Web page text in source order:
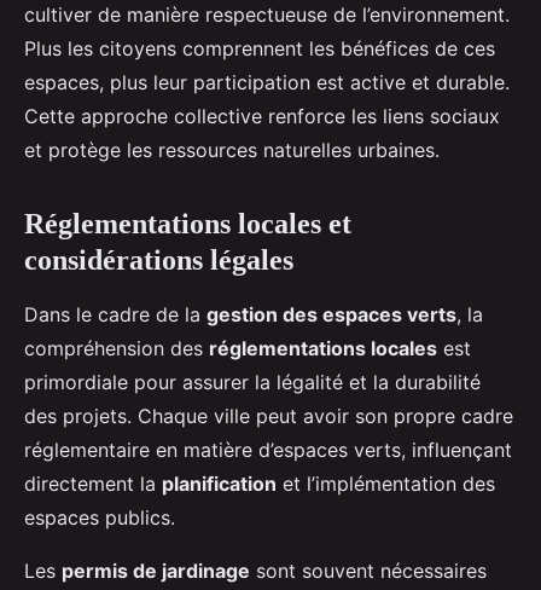
cultiver de manière respectueuse de l’environnement.
Plus les citoyens comprennent les bénéfices de ces
espaces, plus leur participation est active et durable.
Cette approche collective renforce les liens sociaux
et protège les ressources naturelles urbaines.
Réglementations locales et
considérations légales
Dans le cadre de la gestion des espaces verts, la
compréhension des réglementations locales est
primordiale pour assurer la légalité et la durabilité
des projets. Chaque ville peut avoir son propre cadre
réglementaire en matière d’espaces verts, influençant
directement la planification et l’implémentation des
espaces publics.
Les permis de jardinage sont souvent nécessaires